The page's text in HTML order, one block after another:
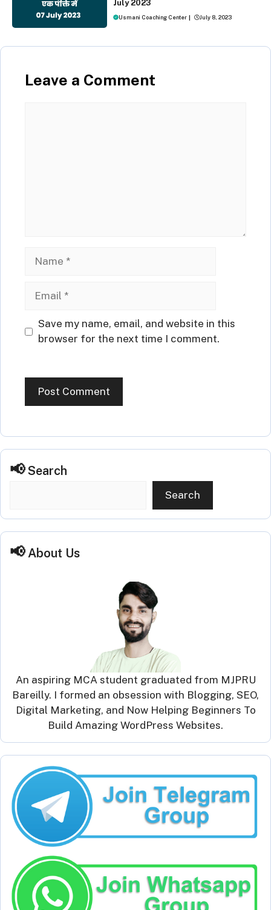
July 2023
Usmani Coaching Center | July 8, 2023
Leave a Comment
Website
Save my name, email, and website in this
browser for the next time I comment.
Search
Search
About Us
An aspiring MCA student graduated from MJPRU
Bareilly. I formed an obsession with Blogging, SEO,
Digital Marketing, and Now Helping Beginners To
Build Amazing WordPress Websites.